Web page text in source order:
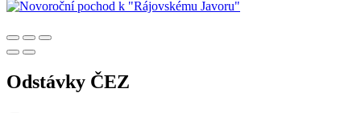
Odstávky ČEZ